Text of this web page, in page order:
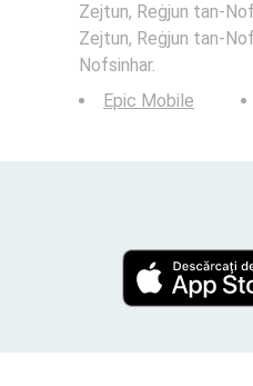
Zejtun, Reġjun tan-
Zejtun, Reġjun tan-
Nofsinhar.
Epic Mobile